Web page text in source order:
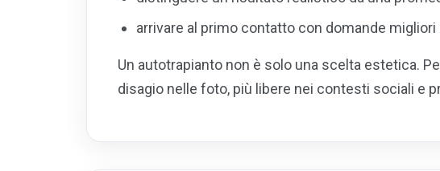
arrivare al primo contatto con domande
Un autotrapianto non è solo una scelta estetica.
disagio nelle foto, più libere nei contesti sociali e